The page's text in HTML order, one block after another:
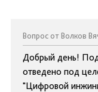
Вопрос от Волков
Добрый день!
отведено под
"Цифровой